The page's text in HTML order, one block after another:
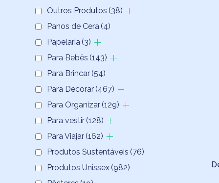
Outros Produtos (38)
Panos de Cera (4)
Papelaria (3)
Para Bebês (143)
Para Brincar (54)
Para Decorar (467)
Para Organizar (129)
Para vestir (128)
Para Viajar (162)
Produtos Sustentáveis (76)
Produtos Unissex (982)